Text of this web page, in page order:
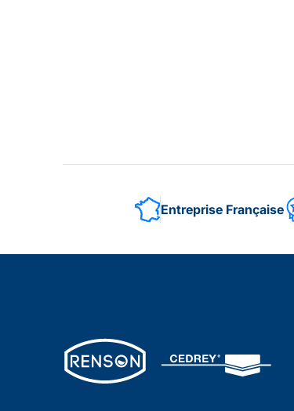
Entreprise Française